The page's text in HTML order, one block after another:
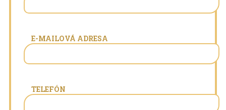
E-MAILOVÁ ADRESA
TELEFÓN